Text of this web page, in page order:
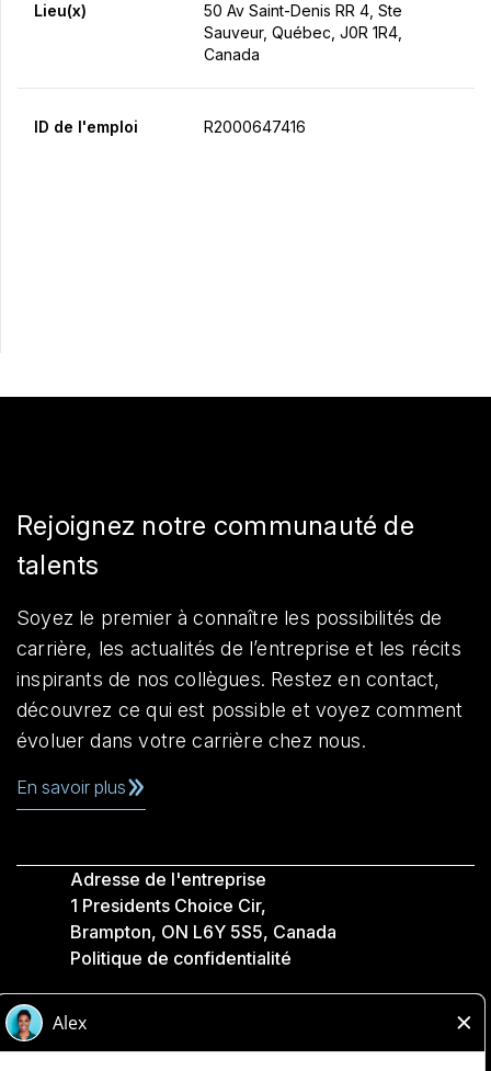
Lieu(x)
50 Av Saint-Denis RR 4, Ste
Sauveur, Québec, J0R 1R4,
Canada
ID de l'emploi R2000647416
Rejoignez notre communauté de
talents
Soyez le premier à connaître les possibilités de
carrière, les actualités de l’entreprise et les récits
inspirants de nos collègues. Restez en contact,
découvrez ce qui est possible et voyez comment
évoluer dans votre carrière chez nous.
En savoir plus
Adresse de l'entreprise
1 Presidents Choice Cir,
Brampton, ON L6Y 5S5, Canada
Politique de confidentialité
Accessibilité